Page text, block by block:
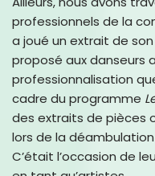
professionnels de la
a joué un extrait de son
proposé aux danseurs
professionnalisation
cadre du programme
des extraits de pièces
lors de la
C’était l’occasion de